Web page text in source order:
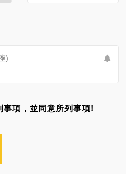
事項，並同意所列事項!